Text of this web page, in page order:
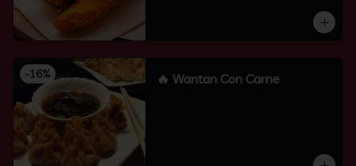
-16% 🔥 Wantan Con Carne